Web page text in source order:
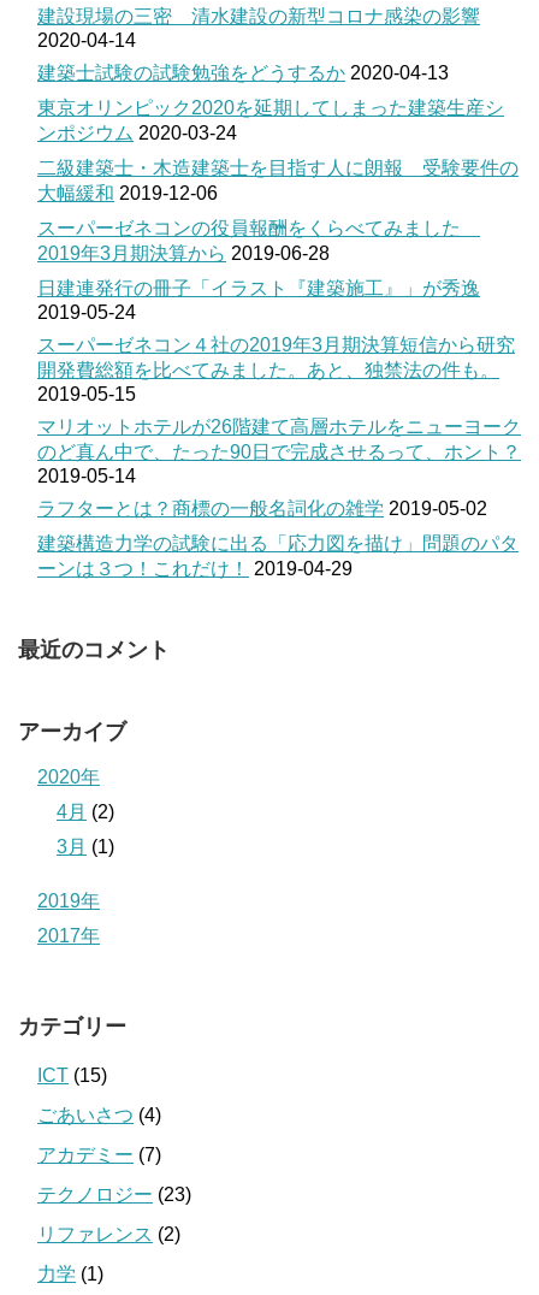
建設現場の三密 清水建設の新型コロナ感染の影響
2020-04-14
建築士試験の試験勉強をどうするか 2020-04-13
東京オリンピック2020を延期してしまった建築生産シ
ンポジウム 2020-03-24
二級建築士・木造建築士を目指す人に朗報 受験要件の
大幅緩和 2019-12-06
スーパーゼネコンの役員報酬をくらべてみました
2019年3月期決算から 2019-06-28
日建連発行の冊子「イラスト『建築施工』」が秀逸
2019-05-24
スーパーゼネコン４社の2019年3月期決算短信から研究
開発費総額を比べてみました。あと、独禁法の件も。
2019-05-15
マリオットホテルが26階建て高層ホテルをニューヨーク
のど真ん中で、たった90日で完成させるって、ホント？
2019-05-14
ラフターとは？商標の一般名詞化の雑学 2019-05-02
建築構造力学の試験に出る「応力図を描け」問題のパタ
ーンは３つ！これだけ！
2019-04-29
最近のコメント
アーカイブ
2020年
4月 (2)
3月 (1)
2019年
2017年
カテゴリー
ICT (15)
ごあいさつ (4)
アカデミー (7)
テクノロジー (23)
リファレンス (2)
力学 (1)